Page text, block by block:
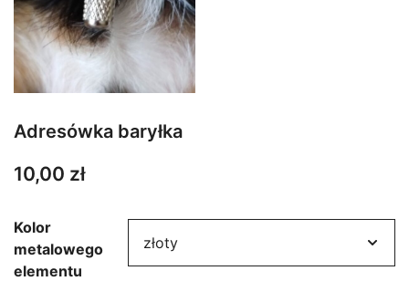
Adresówka baryłka
10,00 zł
Kolor
metalowego
elementu